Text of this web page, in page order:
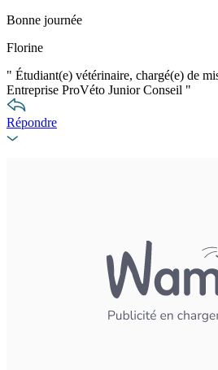
Bonne journée
Florine
" Étudiant(e) vétérinaire, chargé(e) de
Entreprise ProVéto Junior Conseil "
Répondre